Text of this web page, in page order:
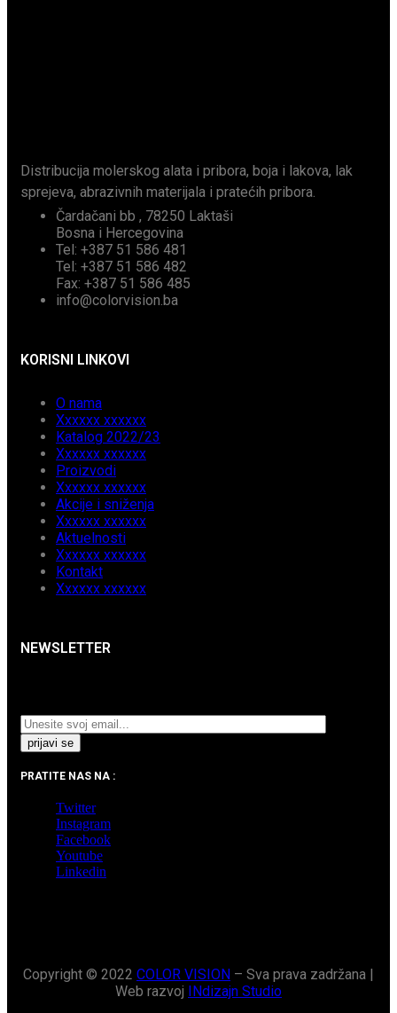
Distribucija molerskog alata i pribora, boja i lakova, lak
sprejeva, abrazivnih materijala i pratećih pribora.
Čardačani bb , 78250 Laktaši
Bosna i Hercegovina
Tel: +387 51 586 481
Tel: +387 51 586 482
Fax: +387 51 586 485
info@colorvision.ba
KORISNI LINKOVI
O nama
Xxxxxx xxxxxx
Katalog 2022/23
Xxxxxx xxxxxx
Proizvodi
Xxxxxx xxxxxx
Akcije i sniženja
Xxxxxx xxxxxx
Aktuelnosti
Xxxxxx xxxxxx
Kontakt
Xxxxxx xxxxxx
NEWSLETTER
PRATITE NAS NA :
Twitter
Instagram
Facebook
Youtube
Linkedin
Copyright © 2022 COLOR VISION – Sva prava zadržana |
Web razvoj
INdizajn Studio